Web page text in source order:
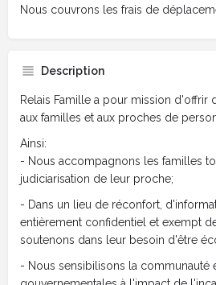
Nous couvrons les frais de
Description
Relais Famille a pour mission d'offrir
aux familles et aux proches de
Ainsi:
- Nous accompagnons les familles
judiciarisation de leur proche;
- Dans un lieu de réconfort,
entièrement confidentiel et exempt
soutenons dans leur besoin d'être
- Nous sensibilisons la communauté